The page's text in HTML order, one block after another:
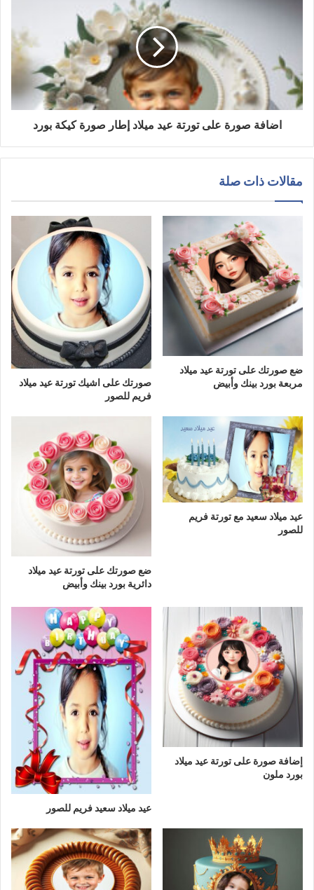
اضافة صورة على تورتة عيد ميلاد إطار صورة كيكة بورد
مقالات ذات صلة
ضع صورتك على تورتة عيد ميلاد
مربعة بورد بينك وأبيض
صورتك على اشيك تورتة عيد ميلاد
فريم للصور
عيد ميلاد سعيد مع تورتة فريم
للصور
ضع صورتك على تورتة عيد ميلاد
دائرية بورد بينك وأبيض
إضافة صورة على تورتة عيد ميلاد
بورد ملون
عيد ميلاد سعيد فريم للصور